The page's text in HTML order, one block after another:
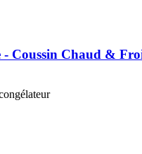
-​ Coussin Chaud &